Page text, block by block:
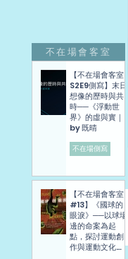
不在場會客室
【不在場會客室
S2E9側寫】末日
想像的歷時與共
時──《浮動世
界》的虛與實｜
by 既晴
不在場側寫
【不在場會客室
#13】《國球的
眼淚》──以球場
邊的命案為起
點，探討運動創
作與運動文化發